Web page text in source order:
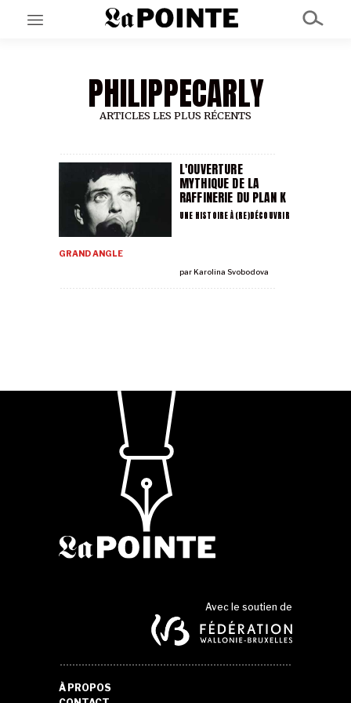
EN CE MOMENT
GRAND ANGLE
AU LARGE
À PROPOS
NOS PARTENAIRES
PHILIPPECARLY
ARTICLES LES PLUS RÉCENTS
L'OUVERTURE
MYTHIQUE DE LA
RAFFINERIE DU PLAN K
UNE HISTOIRE À (RE)DÉCOUVRIR
GRAND ANGLE
parKarolina Svobodova
Avec le soutien de
À PROPOS